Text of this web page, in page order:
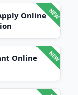
Online
Online